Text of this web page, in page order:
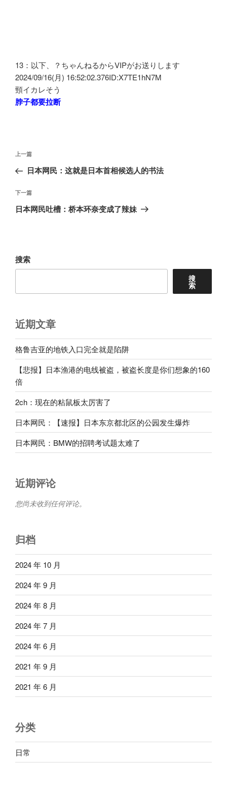
13：以下、？ちゃんねるからVIPがお送りします
2024/09/16(月) 16:52:02.376ID:X7TE1hN7M
頸イカレそう
脖子都要拉断
文
导
航
上
一
文
章
上一篇
日本网民：这就是日本首相候选人的书法
下
一
下一篇
日本网民吐槽：桥本环奈变成了辣妹
搜索
搜
索
近期文章
格鲁吉亚的地铁入口完全就是陷阱
【悲报】日本渔港的电线被盗，被盗长度是你们想象的160
倍
2ch：现在的粘鼠板太厉害了
日本网民：【速报】日本东京都北区的公园发生爆炸
日本网民：BMW的招聘考试题太难了
近期评论
您尚未收到任何评论。
归档
2024 年 10 月
2024 年 9 月
2024 年 8 月
2024 年 7 月
2024 年 6 月
2021 年 9 月
2021 年 6 月
分类
日常